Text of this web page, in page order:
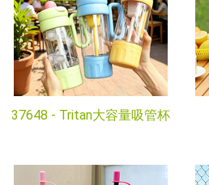
37648 - Tritan大容量吸管杯